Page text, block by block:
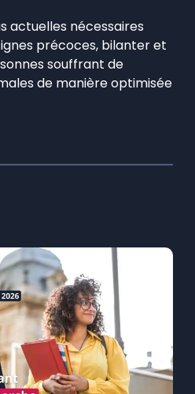
actuelles nécessaires
précoces, bilanter et
souffrant de
de manière optimisée